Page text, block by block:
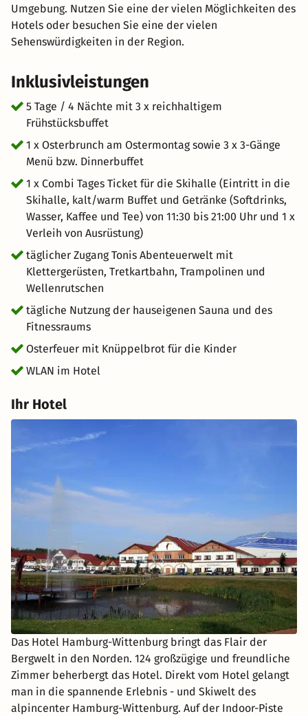
Umgebung. Nutzen Sie eine der vielen Möglichkeiten des
Hotels oder besuchen Sie eine der vielen
Sehenswürdigkeiten in der Region.
Inklusivleistungen
5 Tage / 4 Nächte mit 3 x reichhaltigem
Frühstücksbuffet
1 x Osterbrunch am Ostermontag sowie 3 x 3-Gänge
Menü bzw. Dinnerbuffet
1 x Combi Tages Ticket für die Skihalle (Eintritt in die
Skihalle, kalt/warm Buffet und Getränke (Softdrinks,
Wasser, Kaffee und Tee) von 11:30 bis 21:00 Uhr und 1 x
Verleih von Ausrüstung)
täglicher Zugang Tonis Abenteuerwelt mit
Klettergerüsten, Tretkartbahn, Trampolinen und
Wellenrutschen
tägliche Nutzung der hauseigenen Sauna und des
Fitnessraums
Osterfeuer mit Knüppelbrot für die Kinder
WLAN im Hotel
Ihr Hotel
Das Hotel Hamburg-Wittenburg bringt das Flair der
Bergwelt in den Norden. 124 großzügige und freundliche
Zimmer beherbergt das Hotel. Direkt vom Hotel gelangt
man in die spannende Erlebnis - und Skiwelt des
alpincenter Hamburg-Wittenburg. Auf der Indoor-Piste